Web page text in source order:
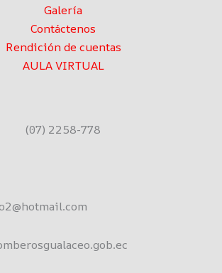
Galería
Contáctenos
Rendición de cuentas
AULA VIRTUAL
(07) 2258-778